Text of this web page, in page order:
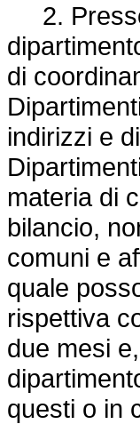
2.
di
indirizzi e
materia di
bilancio,
comuni e
quale
rispettiva
due mesi
questi o in